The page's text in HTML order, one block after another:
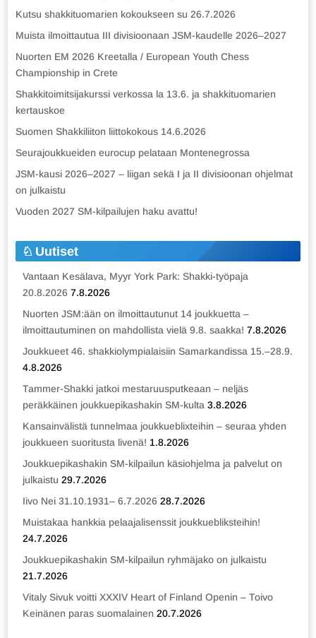
Kutsu shakkituomarien kokoukseen su 26.7.2026
Muista ilmoittautua III divisioonaan JSM-kaudelle 2026–2027
Nuorten EM 2026 Kreetalla / European Youth Chess
Championship in Crete
Shakkitoimitsijakurssi verkossa la 13.6. ja shakkituomarien
kertauskoe
Suomen Shakkiliiton liittokokous 14.6.2026
Seurajoukkueiden eurocup pelataan Montenegrossa
JSM-kausi 2026–2027 – liigan sekä I ja II divisioonan ohjelmat
on julkaistu
Vuoden 2027 SM-kilpailujen haku avattu!
Uutiset
Vantaan Kesälava, Myyr York Park: Shakki-työpaja
20.8.2026 7.8.2026
Nuorten JSM:ään on ilmoittautunut 14 joukkuetta –
ilmoittautuminen on mahdollista vielä 9.8. saakka! 7.8.2026
Joukkueet 46. shakkiolympialaisiin Samarkandissa 15.–28.9.
4.8.2026
Tammer-Shakki jatkoi mestaruusputkeaan – neljäs
peräkkäinen joukkuepikashakin SM-kulta 3.8.2026
Kansainvälistä tunnelmaa joukkueblixteihin – seuraa yhden
joukkueen suoritusta livenä! 1.8.2026
Joukkuepikashakin SM-kilpailun käsiohjelma ja palvelut on
julkaistu 29.7.2026
Iivo Nei 31.10.1931– 6.7.2026 28.7.2026
Muistakaa hankkia pelaajalisenssit joukkuebliksteihin!
24.7.2026
Joukkuepikashakin SM-kilpailun ryhmäjako on julkaistu
21.7.2026
Vitaly Sivuk voitti XXXIV Heart of Finland Openin – Toivo
Keinänen paras suomalainen 20.7.2026